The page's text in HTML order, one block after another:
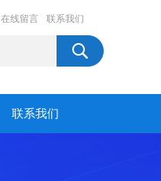
在线留言 联系我们
联系我们